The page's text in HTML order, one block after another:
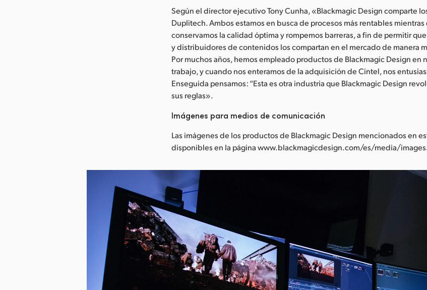
Según el director ejecutivo Tony Cunha, «Blackmagic Design comparte
Duplitech. Ambos estamos en busca de procesos más rentables
conservamos la calidad óptima y rompemos barreras, a fin de permitir
y distribuidores de contenidos los compartan en el mercado de manera
Por muchos años, hemos empleado productos de Blackmagic Design en
trabajo, y cuando nos enteramos de la adquisición de Cintel, nos
Enseguida pensamos: “Esta es otra industria que Blackmagic Design
sus reglas».
Imágenes para medios de comunicación
Las imágenes de los productos de Blackmagic Design mencionados en
disponibles en la página www.blackmagicdesign.com/es/media/